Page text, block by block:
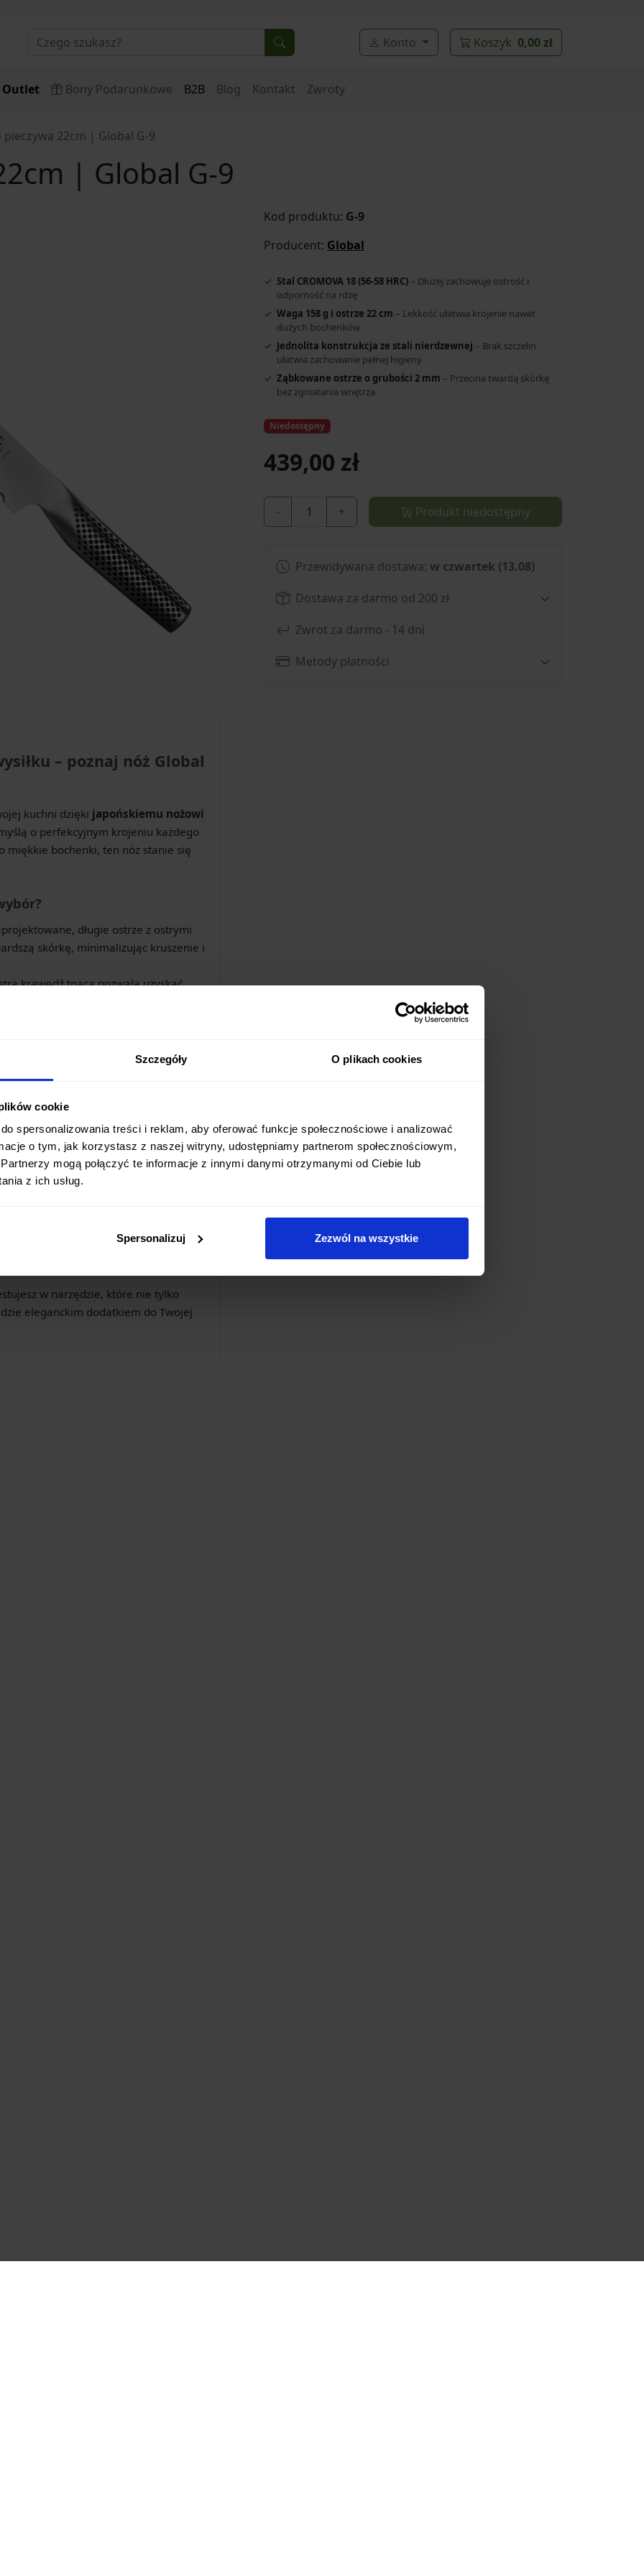
Szczegóły O plikach cookies
cookie
spersonalizowania treści i reklam, aby oferować funkcje społecznościowe i analizować
o tym, jak korzystasz z naszej witryny, udostępniamy partnerom społecznościowym,
mogą połączyć te informacje z innymi danymi otrzymanymi od Ciebie lub
z ich usług.
Spersonalizuj Zezwól na wszystkie
Konto Koszyk 0,00 zł
Outlet Bony Podarunkowe B2B Blog Kontakt Zwroty
pieczywa 22cm | Global G-9
| Global G-9
– poznaj nóż Global
kuchni dzięki japońskiemu nożowi
o perfekcyjnym krojeniu każdego
miękkie bochenki, ten nóż stanie się
długie ostrze z ostrymi
skórkę, minimalizując kruszenie i
krawędź tnąca pozwala uzyskać
kształt i puszystość wnętrza.
na korozję.
dla marki Global, stalowa rękojeść
zapewniając pewny chwyt i
dłuższego użytkowania.
konstrukcja noża eliminuje
resztki jedzenia i bakterie, co ułatwia
rzemiosła z nowoczesnym
przez profesjonalnych szefów
zdobyły liczne międzynarodowe
w narzędzie, które nie tylko
eleganckim dodatkiem do Twojej
Kod produktu: G-9
Producent: Global
Stal CROMOVA 18 (56-58 HRC) – Dłużej zachowuje ostrość i
odporność na rdzę
Waga 158 g i ostrze 22 cm – Lekkość ułatwia krojenie nawet
dużych bochenków
Jednolita konstrukcja ze stali nierdzewnej – Brak szczelin
ułatwia zachowanie pełnej higieny
Ząbkowane ostrze o grubości 2 mm – Przecina twardą skórkę
bez zgniatania wnętrza
Niedostępny
439,00 zł
- + Produkt niedostępny
Przewidywana dostawa: w czwartek (13.08)
Dostawa za darmo od 200 zł
Zwrot za darmo - 14 dni
Metody płatności